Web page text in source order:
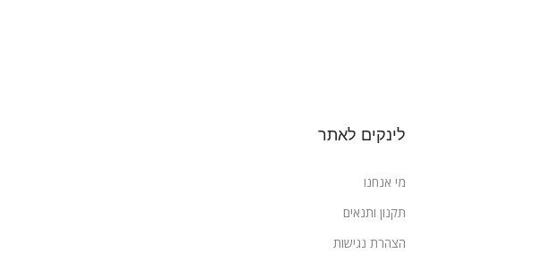
לינקים לאתר
מי אנחנו
תקנון ותנאים
הצהרת נגישות